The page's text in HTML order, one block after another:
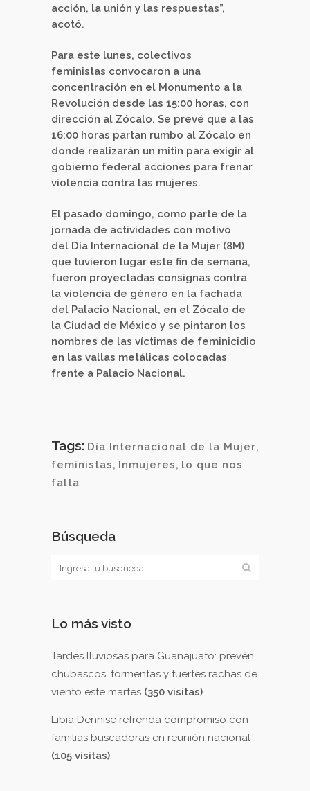
acción, la unión y las respuestas”,
acotó.
Para este lunes, colectivos
feministas convocaron a una
concentración en el Monumento a la
Revolución desde las 15:00 horas, con
dirección al Zócalo. Se prevé que a las
16:00 horas partan rumbo al Zócalo en
donde realizarán un mitin para exigir al
gobierno federal acciones para frenar
violencia contra las mujeres.
El pasado domingo, como parte de la
jornada de actividades con motivo
del Día Internacional de la Mujer (8M)
que tuvieron lugar este fin de semana,
fueron proyectadas consignas contra
la violencia de género en la fachada
del Palacio Nacional, en el Zócalo de
la Ciudad de México y se pintaron los
nombres de las víctimas de feminicidio
en las vallas metálicas colocadas
frente a Palacio Nacional.
Tags: Día Internacional de la Mujer,
feministas, Inmujeres, lo que nos
falta
Búsqueda
Lo más visto
Tardes lluviosas para Guanajuato: prevén
chubascos, tormentas y fuertes rachas de
viento este martes (350 visitas)
Libia Dennise refrenda compromiso con
familias buscadoras en reunión nacional
(105 visitas)